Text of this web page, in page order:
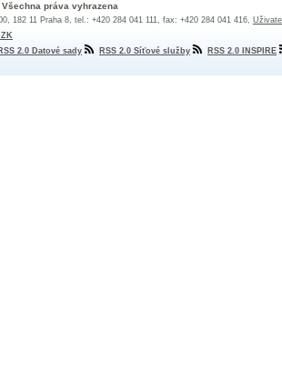
práva vyhrazena
182 11 Praha 8, tel.: +420 284 041 111, fax: +420 284 041 416,
RSS 2.0 Datové sady RSS 2.0 Síťové služby RSS 2.0 INSPIRE